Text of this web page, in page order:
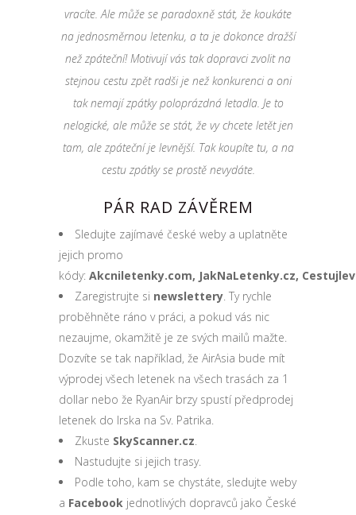
vracíte. Ale může se paradoxně stát, že koukáte
na jednosměrnou letenku, a ta je dokonce dražší
než zpáteční! Motivují vás tak dopravci zvolit na
stejnou cestu zpět radši je než konkurenci a oni
tak nemají zpátky poloprázdná letadla. Je to
nelogické, ale může se stát, že vy chcete letět jen
tam, ale zpáteční je levnější. Tak koupíte tu, a na
cestu zpátky se prostě nevydáte.
PÁR RAD ZÁVĚREM
Sledujte zajímavé české weby a uplatněte
jejich promo
kódy: Akcniletenky.com, JakNaLetenky.cz,
Zaregistrujte si newslettery. Ty rychle
proběhněte ráno v práci, a pokud vás nic
nezaujme, okamžitě je ze svých mailů mažte.
Dozvíte se tak například, že AirAsia bude mít
výprodej všech letenek na všech trasách za 1
dollar nebo že RyanAir brzy spustí předprodej
letenek do Irska na Sv. Patrika.
Zkuste SkyScanner.cz.
Nastudujte si jejich trasy.
Podle toho, kam se chystáte, sledujte weby
a Facebook jednotlivých dopravců jako České